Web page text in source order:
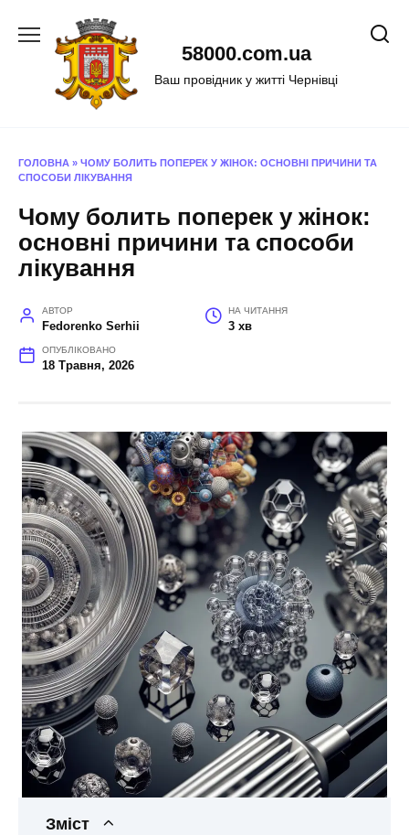
58000.com.ua
Ваш провідник у житті Чернівці
ГОЛОВНА » ЧОМУ БОЛИТЬ ПОПЕРЕК У ЖІНОК: ОСНОВНІ ПРИЧИНИ ТА
СПОСОБИ ЛІКУВАННЯ
Чому болить поперек у жінок:
основні причини та способи
лікування
АВТОР
Fedorenko Serhii
НА ЧИТАННЯ
3 хв
ОПУБЛІКОВАНО
18 Травня, 2026
Зміст